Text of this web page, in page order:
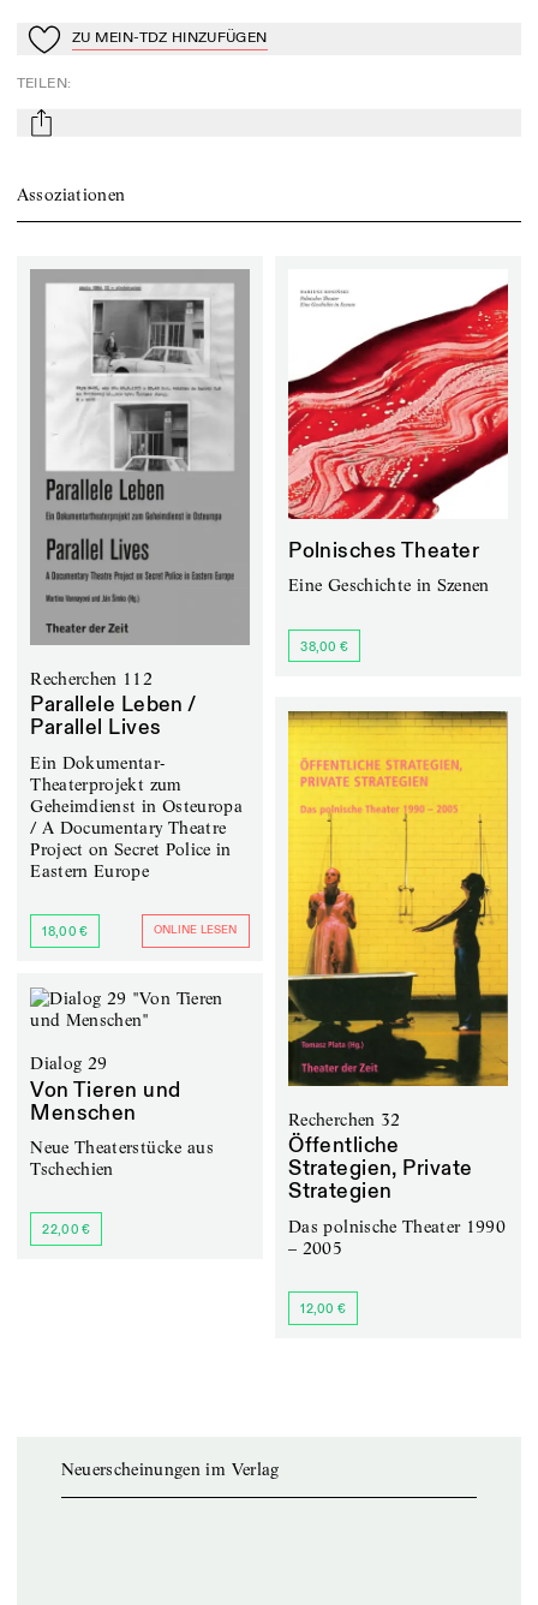
Zu Mein-TdZ hinzufügen
ZU MEIN-TDZ HINZUFÜGEN
TEILEN:
mail
Assoziationen
Recherchen 112
Parallele Leben /
Parallel Lives
Ein Dokumentar-
Theaterprojekt zum
Geheimdienst in Osteuropa
/ A Documentary Theatre
Project on Secret Police in
Eastern Europe
18,00 € ONLINE LESEN
Polnisches Theater
Eine Geschichte in Szenen
38,00 €
Recherchen 32
Öffentliche
Strategien, Private
Strategien
Das polnische Theater 1990
– 2005
12,00 €
Dialog 29
Von Tieren und
Menschen
Neue Theaterstücke aus
Tschechien
22,00 €
Neuerscheinungen im Verlag